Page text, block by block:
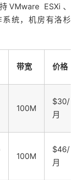
ESXi、
统，机房有洛杉
带宽 价格
100M
$30/
月
100M
$46/
月